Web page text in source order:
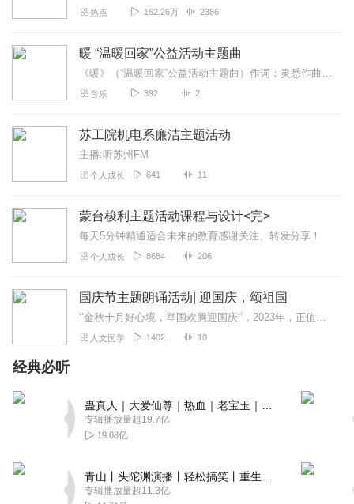
热点 162.26万 2386
暖 “温暖回家”公益活动主题曲
《暖》（“温暖回家”公益活动主题曲）作词：灵悉作曲：王禹鑫演唱：覃子瑄...
音乐 392 2
苏工院机电系廉洁主题活动
主播:听苏州FM
个人成长 641 11
蒙台梭利主题活动课程与设计<完>
每天5分钟精通适合未来的教育感谢关注、转发分享！
个人成长 8684 206
国庆节主题朗诵活动| 迎国庆，颂祖国
‘’金秋十月好心境，举国欢腾迎国庆‘’，2023年，正值祖国母亲74岁华诞之际，蒲城县图书馆、蒲城县朗诵协会倾心打造喜马拉雅有声专辑：“迎国庆，颂祖国”主题朗诵...
人文国学 1402 10
经典必听
专辑播放量超19.7亿
19.08亿
专辑播放量超11.3亿